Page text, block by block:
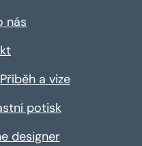
nás
a vize
potisk
designer